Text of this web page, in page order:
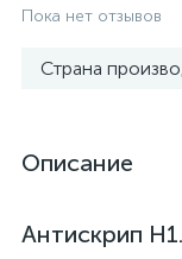
Пока нет отзывов
Страна
Описание
Антискрип